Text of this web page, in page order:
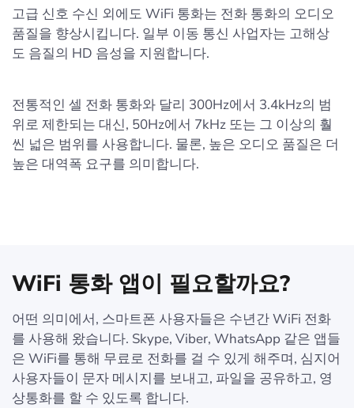
고급 신호 수신 외에도 WiFi 통화는 전화 통화의 오디오
품질을 향상시킵니다. 일부 이동 통신 사업자는 고해상
도 음질의 HD 음성을 지원합니다.
전통적인 셀 전화 통화와 달리 300Hz에서 3.4kHz의 범
위로 제한되는 대신, 50Hz에서 7kHz 또는 그 이상의 훨
씬 넓은 범위를 사용합니다. 물론, 높은 오디오 품질은 더
높은 대역폭 요구를 의미합니다.
WiFi 통화 앱이 필요할까요?
어떤 의미에서, 스마트폰 사용자들은 수년간 WiFi 전화
를 사용해 왔습니다. Skype, Viber, WhatsApp 같은 앱들
은 WiFi를 통해 무료로 전화를 걸 수 있게 해주며, 심지어
사용자들이 문자 메시지를 보내고, 파일을 공유하고, 영
상통화를 할 수 있도록 합니다.